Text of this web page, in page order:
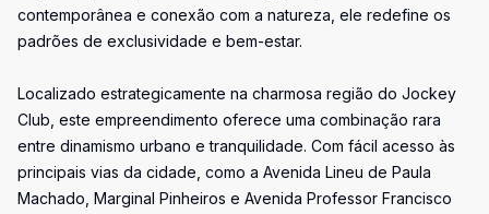
contemporânea e conexão com a natureza, ele redefine os
padrões de exclusividade e bem-estar.
Localizado estrategicamente na charmosa região do Jockey
Club, este empreendimento oferece uma combinação rara
entre dinamismo urbano e tranquilidade. Com fácil acesso às
principais vias da cidade, como a Avenida Lineu de Paula
Machado, Marginal Pinheiros e Avenida Professor Francisco